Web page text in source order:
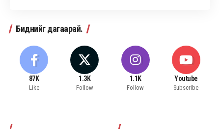
Биднийг дагаарай.
87K
Like
1.3K
Follow
1.1K
Follow
Youtube
Subscribe